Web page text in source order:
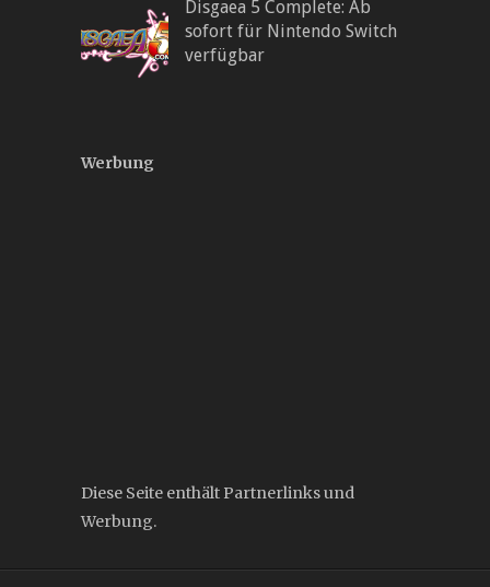
Disgaea 5 Complete: Ab
sofort für Nintendo Switch
verfügbar
Werbung
Diese Seite enthält Partnerlinks und
Werbung.